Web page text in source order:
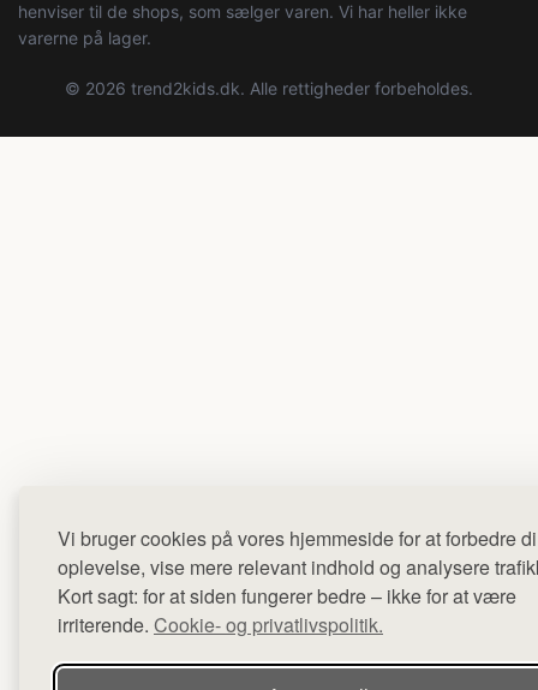
Vi bruger cookies på vores hjemmeside for at forbedre
oplevelse, vise mere relevant indhold og analysere
Kort sagt: for at siden fungerer bedre – ikke for at være
irriterende. Cookie- og privatlivspolitik.
henviser til de shops, som sælger varen. Vi har heller ikke
varerne på lager.
© 2026 trend2kids.dk. Alle rettigheder forbeholdes.